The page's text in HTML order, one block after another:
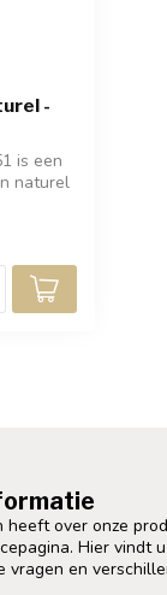
-
is een
naturel
heeft over onze
Hier vindt
vragen en